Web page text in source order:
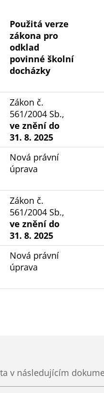
Použitá verze
zákona pro
odklad
povinné školní
docházky
Zákon č.
561/2004 Sb.,
ve znění do
31. 8. 2025
Nová právní
úprava
Zákon č.
561/2004 Sb.,
ve znění do
31. 8. 2025
Nová právní
úprava
v následujícím